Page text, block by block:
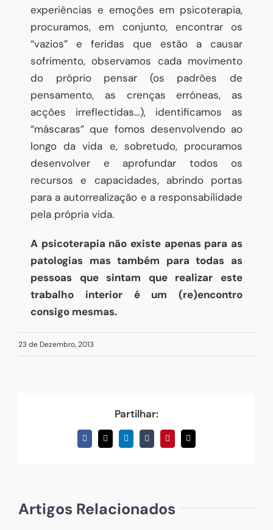
experiências e emoções em psicoterapia,
procuramos, em conjunto, encontrar os
“vazios” e feridas que estão a causar
sofrimento, observamos cada movimento
do próprio pensar (os padrões de
pensamento, as crenças erróneas, as
acções irreflectidas…), identificamos as
“máscaras” que fomos desenvolvendo ao
longo da vida e, sobretudo, procuramos
desenvolver e aprofundar todos os
recursos e capacidades, abrindo portas
para a autorrealização e a responsabilidade
pela própria vida.
A psicoterapia não existe apenas para as
patologias mas também para todas as
pessoas que sintam que realizar este
trabalho interior é um (re)encontro
consigo mesmas.
23 de Dezembro, 2013
Partilhar:
Facebook
X LinkedInTumblrPinterestEmail
(necessário
Artigos Relacionados